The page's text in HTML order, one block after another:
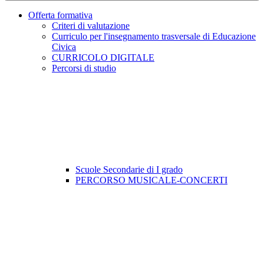
Offerta formativa
Criteri di valutazione
Curriculo per l'insegnamento trasversale di Educazione
Civica
CURRICOLO DIGITALE
Percorsi di studio
Scuole Secondarie di I grado
PERCORSO MUSICALE-CONCERTI